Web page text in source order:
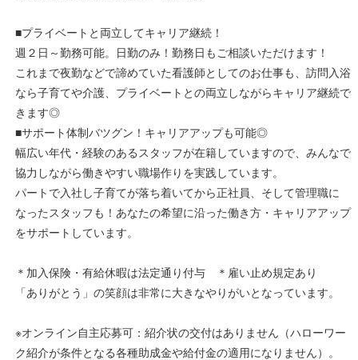
■プライベートと両立してキャリア継続！
週２日～勤務可能。日勤のみ！勤務日もご相談いただけます！
これまで夜勤などで諦めていた看護師としてのお仕事も、訪問入浴
なら子育てや介護、プライベートとの両立しながらキャリア継続で
きます◎
■サポート体制バツグン！キャリアアップも可能◎
幅広い年代・経験のあるスタッフが在籍していますので、みんなで
協力しながら働きやすい職場作りを実践しています。
パートで入社し子育てが落ち着いてから正社員、そして管理職に
なったスタッフも！あなたの希望に沿った働き方・キャリアアップ
をサポートしています。
＊加入保険・有給休暇は法定通り付与 ＊雇い止め規定あり
「ありがとう」の笑顔は非常に大きなやりがいとなっています。
※オンライン自主応募可：紹介状の交付はありません（ハローワー
ク紹介が条件となる各種助成金や給付金の適用になりません）。